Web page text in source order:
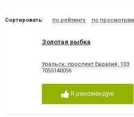
Сортировать: по рейтингу по просмотрам
Золотая рыбка
Уральск, проспект Евразия, 103
7055140056
Я рекомендую